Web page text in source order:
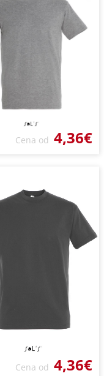
Cena od 4,36€
Cena od 4,36€